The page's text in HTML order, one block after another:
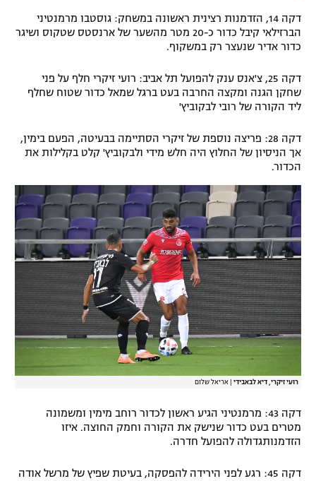
דקה 14, הזדמנות רצינית ראשונה במשחק: גוסטבו מרמנטיני
הברזילאי קיבל כדור כ-20 מטר מהשער של ארנסטס שטקוס ושיגר
כדור אדיר שנעצר רק במשקוף.
דקה 25, צ'אנס ענק להפועל תל אביב: רועי זיקרי חלף על פני
שחקן הגנה ומקצה החרבה בעט ברגל שמאל כדור שטוח שחלף
ליד הקורה של רובי לבקוביץ'
דקה 28: פריצה נוספת של זיקרי הסתיימה בבעיטה, הפעם בימין,
אך הניסיון של החלוץ היה חלש מידי ולבקוביץ' קלט בקלילות את
הכדור.
רועי זיקרי, דיא לבאבידי אריאל שלום
דקה 43: מרמנטיני הגיע ראשון לכדור רוחב מימין ומשמונה
מטרים בעט כדור שנישק את הקורה וחמק החוצה. איזו
הזדמנותגדולה להפועל חדרה.
דקה 45: רגע לפני הירידה להפסקה, בעיטת שפיץ של מרשל אודה